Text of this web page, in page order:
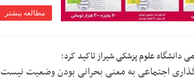
مطالعه بیشتر
دانشگاه علوم پزشکی شیراز تاکید کرد:
اجتماعی به معنی بحرانی بودن وضعیت نیست